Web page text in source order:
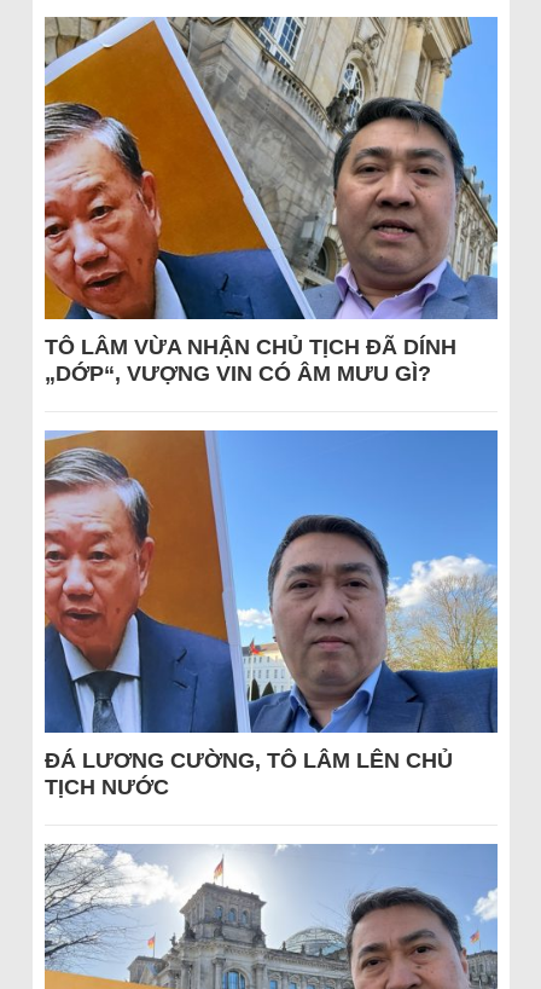
TÔ LÂM VỪA NHẬN CHỦ TỊCH ĐÃ DÍNH
„DỚP“, VƯỢNG VIN CÓ ÂM MƯU GÌ?
ĐÁ LƯƠNG CƯỜNG, TÔ LÂM LÊN CHỦ
TỊCH NƯỚC